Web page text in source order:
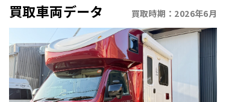
買取車両データ 買取時期： 2026年6月